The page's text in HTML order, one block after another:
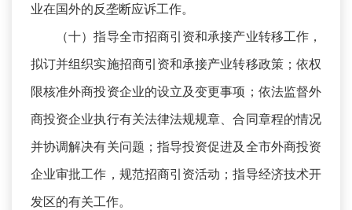
业在国外的反垄断应诉工作。
（十）指导全市招商引资和承接产业转移工作，
拟订并组织实施招商引资和承接产业转移政策；依权
限核准外商投资企业的设立及变更事项；依法监督外
商投资企业执行有关法律法规规章、合同章程的情况
并协调解决有关问题；指导投资促进及全市外商投资
企业审批工作，规范招商引资活动；指导经济技术开
发区的有关工作。